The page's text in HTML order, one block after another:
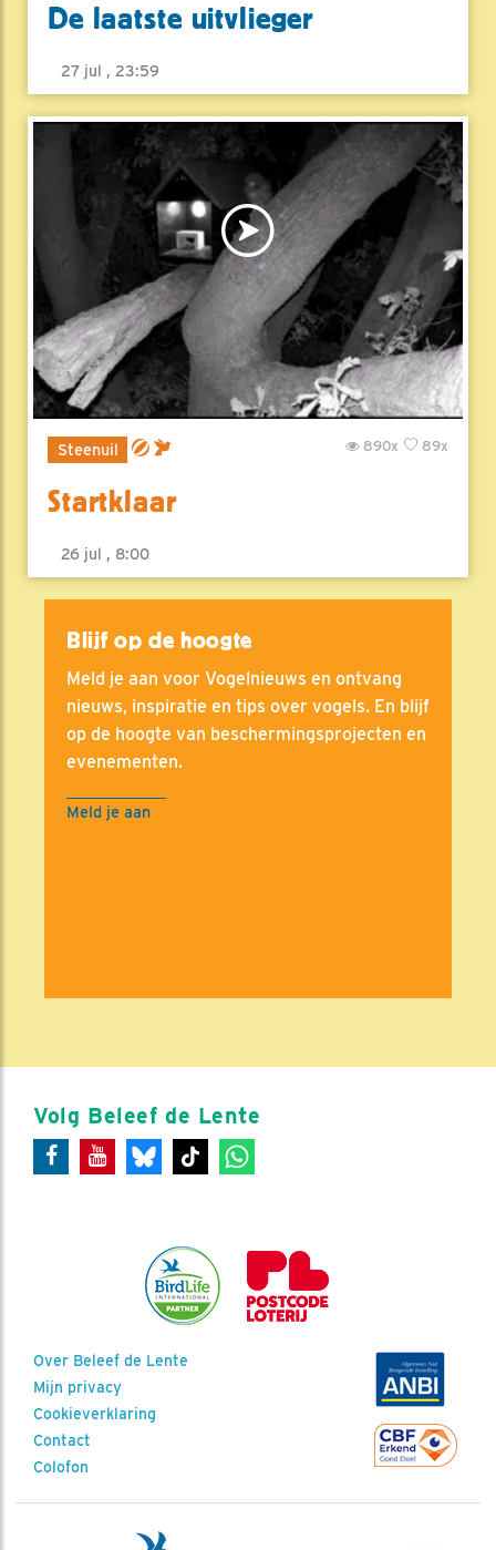
De laatste uitvlieger
27 jul , 23:59
Steenuil 89x
890x
Startklaar
26 jul , 8:00
Blijf op de hoogte
Meld je aan voor Vogelnieuws en ontvang
nieuws, inspiratie en tips over vogels. En blijf
op de hoogte van beschermingsprojecten en
evenementen.
Meld je aan
Volg Beleef de Lente
Over Beleef de Lente
Mijn privacy
Cookieverklaring
Contact
Colofon